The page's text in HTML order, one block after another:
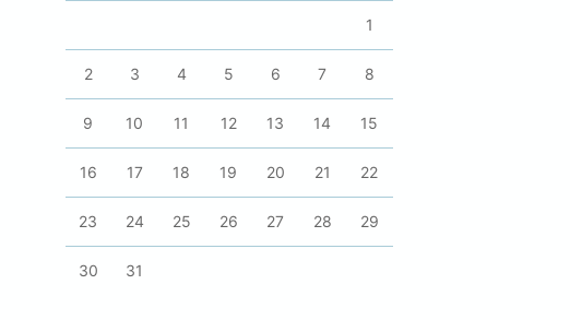
1
2 3 4 5 6 7 8
9 10 11 12 13 14 15
16 17 18 19 20 21 22
23 24 25 26 27 28 29
30 31